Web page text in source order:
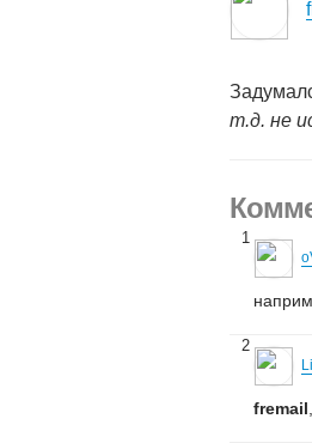
т.д. не
1
2
fremail